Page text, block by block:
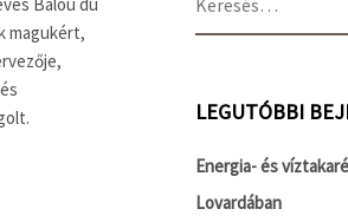
magukért,
LEGUTÓBBI
Energia- és
Lovardában